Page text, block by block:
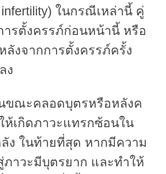
ในกรณีเหล่านี้ คู่
รตั้งครรภ์ก่อนหน้านี้ หรือ
ลังจากการตั้งครรภ์ครั้ง
ง
ขณะคลอดบุตรหรือหลังค
ห้เกิดภาวะแทรกซ้อนใน
ง ในท้ายที่สุด หากมีความ
ภาวะมีบุตรยาก และทำให้